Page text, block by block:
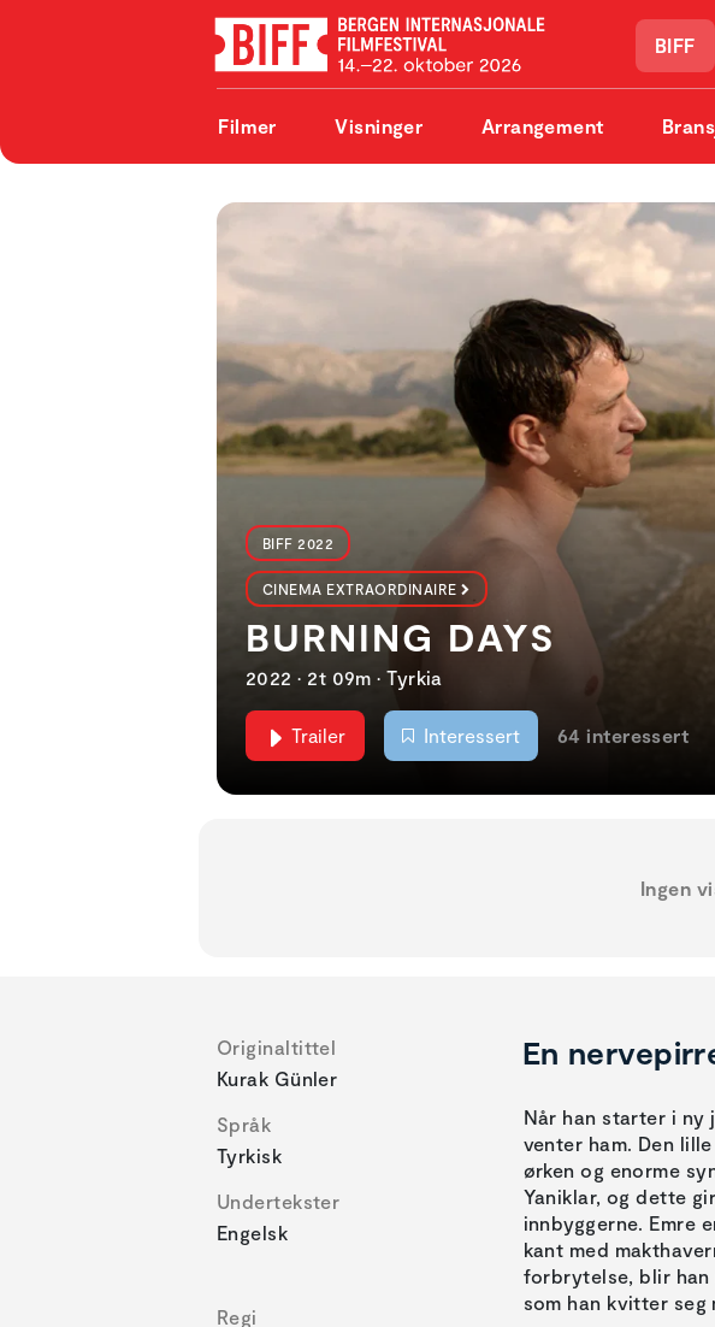
BIFF
Filmer Visninger Arrangement
BIFF 2022
CINEMA EXTRAORDINAIRE
BURNING DAYS
2022 • 2t 09m • Tyrkia
Trailer Interessert 64 interessert
Ingen
Originaltittel
Kurak Günler
Språk
Tyrkisk
Undertekster
Engelsk
Regi
En
Når han starter i ny
venter ham. Den
ørken og enorme
Yaniklar, og dette
innbyggerne. Emre
kant med
forbrytelse, blir han
som han kvitter seg